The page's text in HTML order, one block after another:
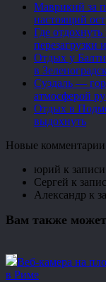
Маврикий за
настоящий
Где
перезагрузки
Отдых у
в
Суздаль —
атмосферой
Отдых в
выдохнуть
Новые комментарии
юрий к записи
Сергей к
Александр к
Вам также
Веб-камера на
в Риме